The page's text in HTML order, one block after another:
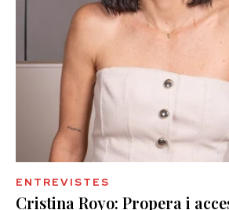
ENTREVISTES
Cristina Royo: Propera i